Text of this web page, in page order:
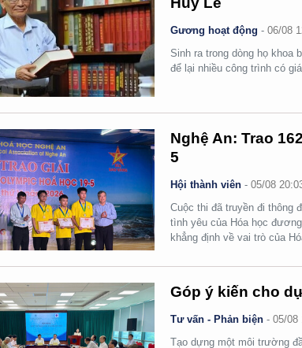
Gương hoạt động -06/08
Sinh ra trong dòng họ khoa
để lại nhiều công trình có
Nghệ An: Trao
5
Hội thành viên -05/08
Cuộc thi đã truyền đi thông
tình yêu của Hóa học
khẳng định về vai trò của
Góp ý kiến cho
Tư vấn - Phản biện -05/08
Tạo dựng một môi trường